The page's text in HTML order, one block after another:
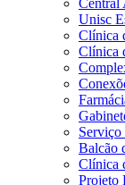
Unisc
Clínica
Clínica
Serviço
Balcão
Clínica
Projeto